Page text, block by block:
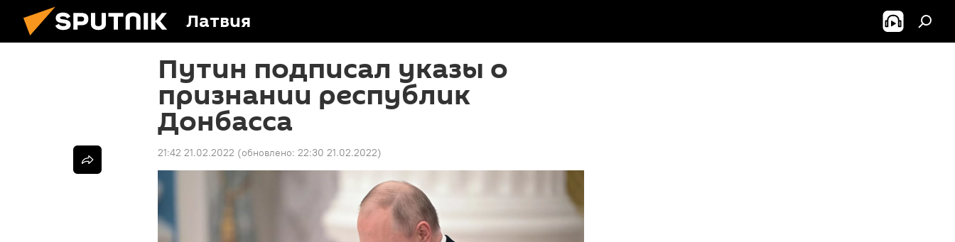
Латвия
Путин подписал указы о
признании республик
Донбасса
21:42 21.02.2022 (обновлено: 22:30 21.02.2022)